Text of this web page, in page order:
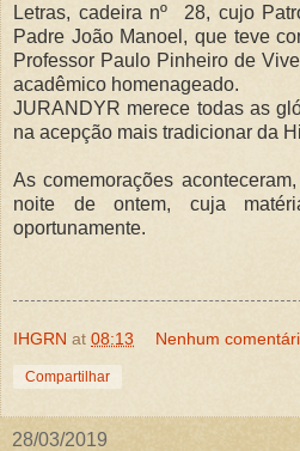
Letras, cadeira nº
28, cujo
Padre João Manoel, que teve
Professor Paulo Pinheiro de
acadêmico homenageado.
JURANDYR merece todas as
na acepção mais tradicionar da
As comemorações
noite de ontem, cuja
oportunamente.
IHGRN at 08:13 Nenhum
Compartilhar
28/03/2019